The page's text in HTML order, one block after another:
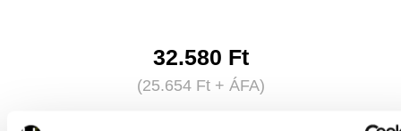
32.580 Ft
(25.654 Ft+ ÁFA)